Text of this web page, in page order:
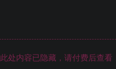
此处内容已隐藏，请付费后查看